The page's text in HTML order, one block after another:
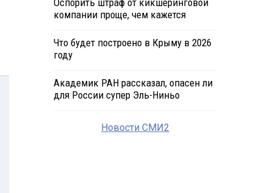
Оспорить штраф от кикшеринговой
компании проще, чем кажется
Что будет построено в Крыму в 2026
году
Академик РАН рассказал, опасен ли
для России супер Эль-Ниньо
Новости СМИ2